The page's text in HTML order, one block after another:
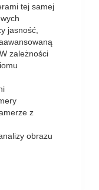
tej samej
jasność,
zależności
z
obrazu